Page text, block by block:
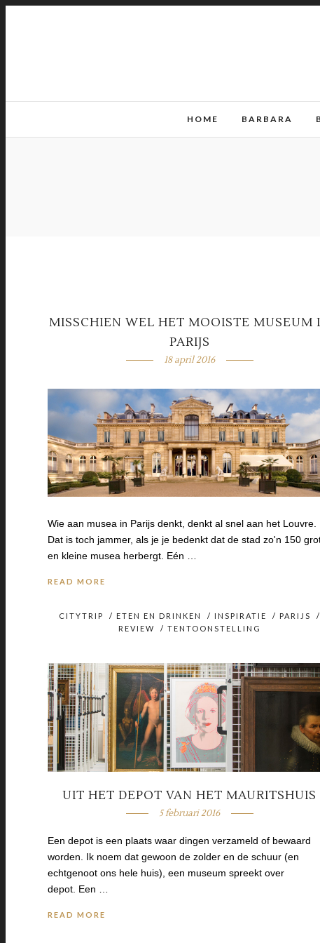
HOME BARBARA
MISSCHIEN WEL HET MOOISTE MUSEUM
PARIJS
18 april 2016
Wie aan musea in Parijs denkt, denkt al snel aan het Louvre.
Dat is toch jammer, als je je bedenkt dat de stad zo'n 150
en kleine musea herbergt. Eén …
READ MORE
CITYTRIP / ETEN EN DRINKEN / INSPIRATIE / PARIJS
/
REVIEW
/ TENTOONSTELLING
UIT HET DEPOT VAN HET MAURITSHUIS
5 februari 2016
Een depot is een plaats waar dingen verzameld of bewaard
worden. Ik noem dat gewoon de zolder en de schuur (en
echtgenoot ons hele huis), een museum spreekt over
depot. Een …
READ MORE